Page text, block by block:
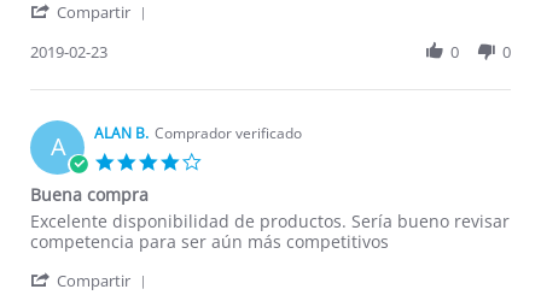
G.
23
2019
100%Compartir
Alejandro
on
23
Feb
2019-02-23 0 0
A ALAN B. Comprador verificado
Buena compra
Review
by
B.
review
stating
compra
Excelente disponibilidad de productos. Sería bueno revisar
competencia para ser aún más competitivos
Compartir